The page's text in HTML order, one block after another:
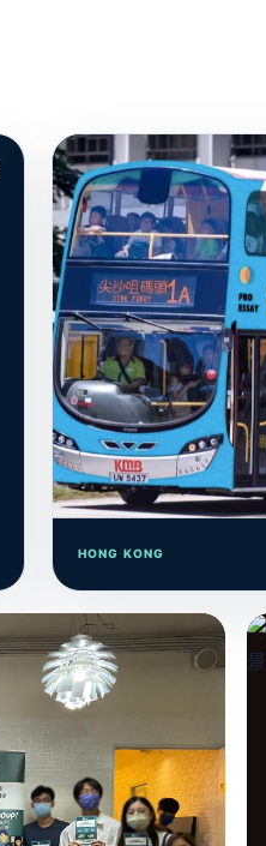
HONG KONG